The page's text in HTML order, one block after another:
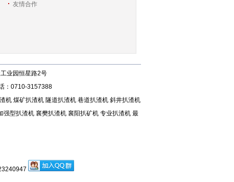
友情合作
业园恒星路2号
：0710-3157388
机 煤矿扒渣机 隧道扒渣机 巷道扒渣机 斜井扒渣机
强型扒渣机 襄樊扒渣机 襄阳扒矿机 专业扒渣机 最